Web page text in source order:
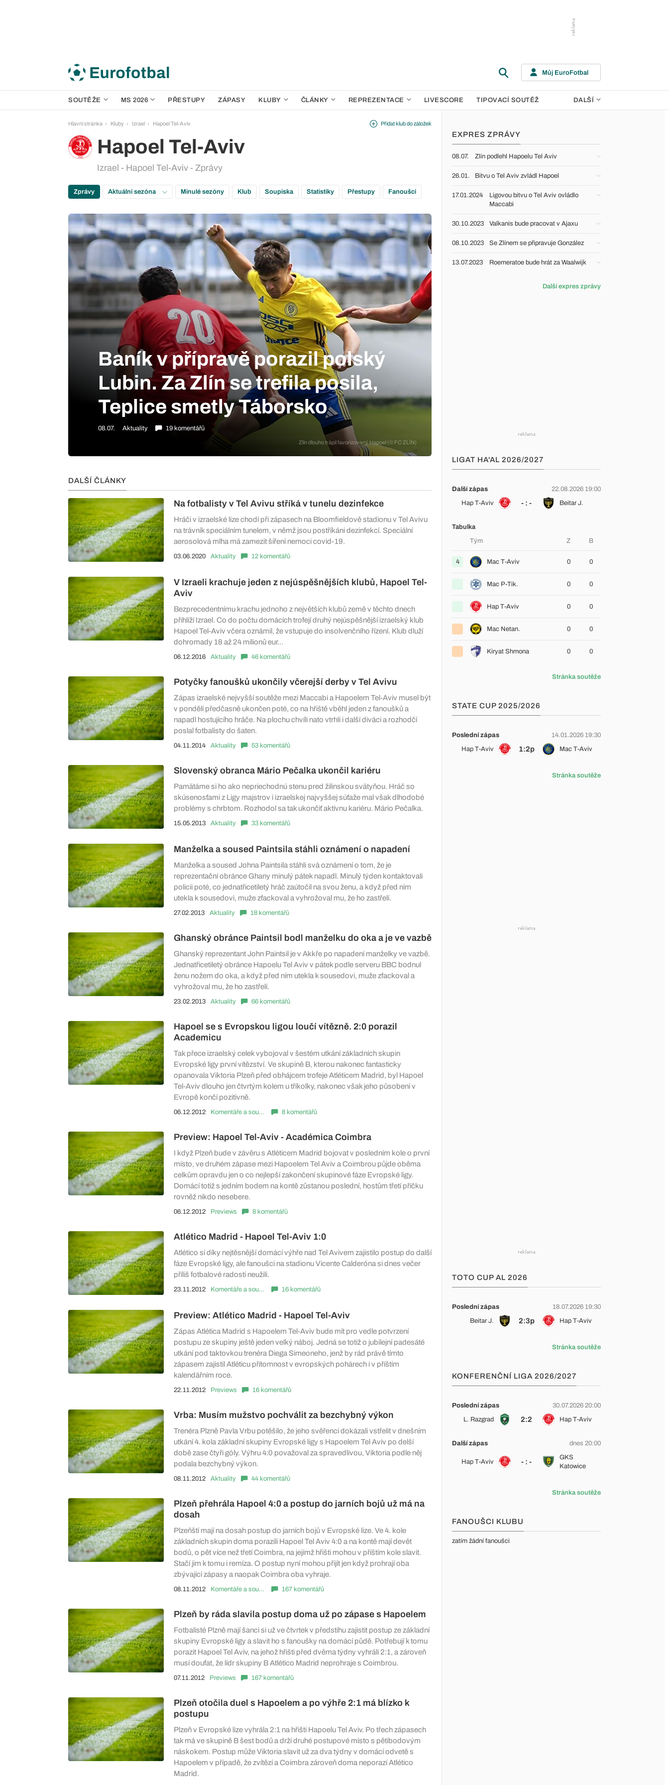
Můj EuroFotbal
SOUTĚŽE MS 2026 PŘESTUPY ZÁPASY KLUBY ČLÁNKY REPREZENTACE LIVESCORE TIPOVACÍ SOUTĚŽ DALŠÍ
Hlavní stránka Kluby Izrael Hapoel Tel-Aviv
Hapoel Tel-Aviv
Izrael - Hapoel Tel-Aviv - Zprávy
Přidat klub do záložek
Zprávy Aktuální sezóna Minulé sezóny Klub Soupiska Statistiky Přestupy Fanoušci
Zlín dlouho trápil favorizovaný Hapoel (© FC ZLÍN)
Baník v přípravě porazil polský
Lubin. Za Zlín se trefila posila,
Teplice smetly Táborsko
08.07. Aktuality 19 komentářů
DALŠÍ ČLÁNKY
Na fotbalisty v Tel Avivu stříká v tunelu dezinfekce
Hráči v izraelské lize chodí při zápasech na Bloomfieldově stadionu v Tel Avivu
na trávník speciálním tunelem, v němž jsou postříkáni dezinfekcí. Speciální
aerosolová mlha má zamezit šíření nemoci covid-19.
03.06.2020 Aktuality 12 komentářů
V Izraeli krachuje jeden z nejúspěšnějších klubů, Hapoel Tel-
Aviv
Bezprecedentnímu krachu jednoho z největších klubů země v těchto dnech
přihlíží Izrael. Co do počtu domácích trofejí druhý nejúspěšnější izraelský klub
Hapoel Tel-Aviv včera oznámil, že vstupuje do insolvenčního řízení. Klub dluží
dohromady 18 až 24 milionů eur...
06.12.2016 Aktuality 46 komentářů
Potyčky fanoušků ukončily včerejší derby v Tel Avivu
Zápas izraelské nejvyšší soutěže mezi Maccabi a Hapoelem Tel-Aviv musel být
v pondělí předčasně ukončen poté, co na hřiště vběhl jeden z fanoušků a
napadl hostujícího hráče. Na plochu chvíli nato vtrhli i další diváci a rozhodčí
poslal fotbalisty do šaten.
04.11.2014 Aktuality 53 komentářů
Slovenský obranca Mário Pečalka ukončil kariéru
Pamätáme si ho ako nepriechodnú stenu pred žilinskou svätyňou. Hráč so
skúsenosťami z Ligy majstrov i izraelskej najvyššej súťaže mal však dlhodobé
problémy s chrbtom. Rozhodol sa tak ukončiť aktívnu kariéru. Mário Pečalka.
15.05.2013 Aktuality 33 komentářů
Manželka a soused Paintsila stáhli oznámení o napadení
Manželka a soused Johna Paintsila stáhli svá oznámení o tom, že je
reprezentační obránce Ghany minulý pátek napadl. Minulý týden kontaktovali
policii poté, co jednatřicetiletý hráč zaútočil na svou ženu, a když před ním
utekla k sousedovi, muže zfackoval a vyhrožoval mu, že ho zastřelí.
27.02.2013 Aktuality 18 komentářů
Ghanský obránce Paintsil bodl manželku do oka a je ve vazbě
Ghanský reprezentant John Paintsil je v Akkře po napadení manželky ve vazbě.
Jednatřicetiletý obránce Hapoelu Tel Aviv v pátek podle serveru BBC bodnul
ženu nožem do oka, a když před ním utekla k sousedovi, muže zfackoval a
vyhrožoval mu, že ho zastřelí.
23.02.2013 Aktuality 66 komentářů
Hapoel se s Evropskou ligou loučí vítězně. 2:0 porazil
Academicu
Tak přece izraelský celek vybojoval v šestém utkání základních skupin
Evropské ligy první vítězství. Ve skupině B, kterou nakonec fantasticky
opanovala Viktoria Plzeň před obhájcem trofeje Atléticem Madrid, byl Hapoel
Tel-Aviv dlouho jen čtvrtým kolem u tříkolky, nakonec však jeho působení v
Evropě končí pozitivně.
06.12.2012 Komentáře a souhrny 8 komentářů
Preview: Hapoel Tel-Aviv - Académica Coimbra
I když Plzeň bude v závěru s Atléticem Madrid bojovat v posledním kole o první
místo, ve druhém zápase mezi Hapoelem Tel Aviv a Coimbrou půjde oběma
celkům opravdu jen o co nejlepší zakončení skupinové fáze Evropské ligy.
Domácí totiž s jedním bodem na kontě zůstanou poslední, hostům třetí příčku
rovněž nikdo nesebere.
06.12.2012 Previews 8 komentářů
Atlético Madrid - Hapoel Tel-Aviv 1:0
Atlético si díky nejtěsnější domácí výhře nad Tel Avivem zajistilo postup do další
fáze Evropské ligy, ale fanoušci na stadionu Vicente Calderóna si dnes večer
příliš fotbalové radosti neužili.
23.11.2012 Komentáře a souhrny 16 komentářů
Preview: Atlético Madrid - Hapoel Tel-Aviv
Zápas Atlética Madrid s Hapoelem Tel-Aviv bude mít pro vedle potvrzení
postupu ze skupiny ještě jeden velký náboj. Jedná se totiž o jubilejní padesáté
utkání pod taktovkou trenéra Diega Simeoneho, jenž by rád právě tímto
zápasem zajistil Atléticu přítomnost v evropských pohárech i v příštím
kalendářním roce.
22.11.2012 Previews 16 komentářů
Vrba: Musím mužstvo pochválit za bezchybný výkon
Trenéra Plzně Pavla Vrbu potěšilo, že jeho svěřenci dokázali vstřelit v dnešním
utkání 4. kola základní skupiny Evropské ligy s Hapoelem Tel Aviv po delší
době zase čtyři góly. Výhru 4:0 považoval za spravedlivou, Viktoria podle něj
podala bezchybný výkon.
08.11.2012 Aktuality 44 komentářů
Plzeň přehrála Hapoel 4:0 a postup do jarních bojů už má na
dosah
Plzeňští mají na dosah postup do jarních bojů v Evropské lize. Ve 4. kole
základních skupin doma porazili Hapoel Tel Aviv 4:0 a na kontě mají devět
bodů, o pět více než třetí Coimbra, na jejímž hřišti mohou v příštím kole slavit.
Stačí jim k tomu i remíza. O postup nyní mohou přijít jen když prohrají oba
zbývající zápasy a naopak Coimbra oba vyhraje.
08.11.2012 Komentáře a souhrny 167 komentářů
Plzeň by ráda slavila postup doma už po zápase s Hapoelem
Fotbalisté Plzně mají šanci si už ve čtvrtek v předstihu zajistit postup ze základní
skupiny Evropské ligy a slavit ho s fanoušky na domácí půdě. Potřebují k tomu
porazit Hapoel Tel Aviv, na jehož hřišti před dvěma týdny vyhráli 2:1, a zároveň
musí doufat, že lídr skupiny B Atlético Madrid neprohraje s Coimbrou.
07.11.2012 Previews 167 komentářů
Plzeň otočila duel s Hapoelem a po výhře 2:1 má blízko k
postupu
Plzeň v Evropské lize vyhrála 2:1 na hřišti Hapoelu Tel Aviv. Po třech zápasech
tak má ve skupině B šest bodů a drží druhé postupové místo s pětibodovým
náskokem. Postup může Viktoria slavit už za dva týdny v domácí odvetě s
Hapoelem v případě, že zvítězí a Coimbra zároveň doma neporazí Atlético
Madrid.
EXPRES ZPRÁVY
08.07. Zlín podlehl Hapoelu Tel Aviv
26.01. Bitvu o Tel Aviv zvládl Hapoel
17.01.2024
Ligovou bitvu o Tel Aviv ovládlo
Maccabi
30.10.2023 Valkanis bude pracovat v Ajaxu
08.10.2023 Se Zlínem se připravuje González
13.07.2023 Roemeratoe bude hrát za Waalwijk
Další expres zprávy
LIGAT HA'AL 2026/2027
Další zápas
22.08.2026 19:00
Hap T-Aviv
- : - Beitar J.
Tabulka
Tým
Z B
4 Mac T-Aviv 0 0
Mac P-Tik. 0 0
Hap T-Aviv 0 0
Mac Netan. 0 0
Kiryat Shmona 0 0
Stránka soutěže
STATE CUP 2025/2026
Poslední zápas
14.01.2026 19:30
Hap T-Aviv
1:2p Mac T-Aviv
Stránka soutěže
TOTO CUP AL 2026
Poslední zápas
18.07.2026 19:30
Beitar J.
2:3p Hap T-Aviv
Stránka soutěže
KONFERENČNÍ LIGA 2026/2027
Poslední zápas
30.07.2026 20:00
L. Razgrad
2:2 Hap T-Aviv
Další zápas dnes 20:00
Hap T-Aviv - : -
GKS
Katowice
Stránka soutěže
FANOUŠCI KLUBU
zatím žádní fanoušci